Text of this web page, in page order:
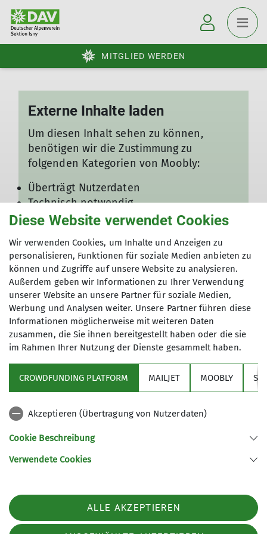
MITGLIED WERDEN
Externe Inhalte laden
Um diesen Inhalt sehen zu können,
benötigen wir die Zustimmung zu
folgenden Kategorien von Moobly:
Überträgt Nutzerdaten
Technisch notwendig
Analyse / Statistiken
Ich will den Inhalt sehen
Gut zu wissen: Die Einstellungen können
jederzeit in denDatenschutz-
Einstellungenangepasst werden!
Sektion
88316 Isny
Telefon +49 7562 912786
Diese Website verwendet Cookies
Wir verwenden Cookies, um Inhalte und Anzeigen zu
personalisieren, Funktionen für soziale Medien anbieten zu
können und Zugriffe auf unsere Website zu analysieren.
Außerdem geben wir Informationen zu Ihrer Verwendung
unserer Website an unsere Partner für soziale Medien,
Werbung und Analysen weiter. Unsere Partner führen diese
Informationen möglicherweise mit weiteren Daten
zusammen, die Sie ihnen bereitgestellt haben oder die sie
im Rahmen Ihrer Nutzung der Dienste gesammelt haben.
CROWDFUNDING PLATFORM MAILJET MOOBLY
Akzeptieren (Übertragung von Nutzerdaten)
Cookie Beschreibung
Verwendete Cookies
ALLE AKZEPTIEREN